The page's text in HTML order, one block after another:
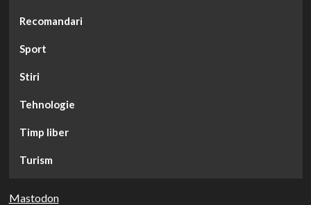
Recomandari
Sport
Stiri
Tehnologie
Timp liber
Turism
Mastodon